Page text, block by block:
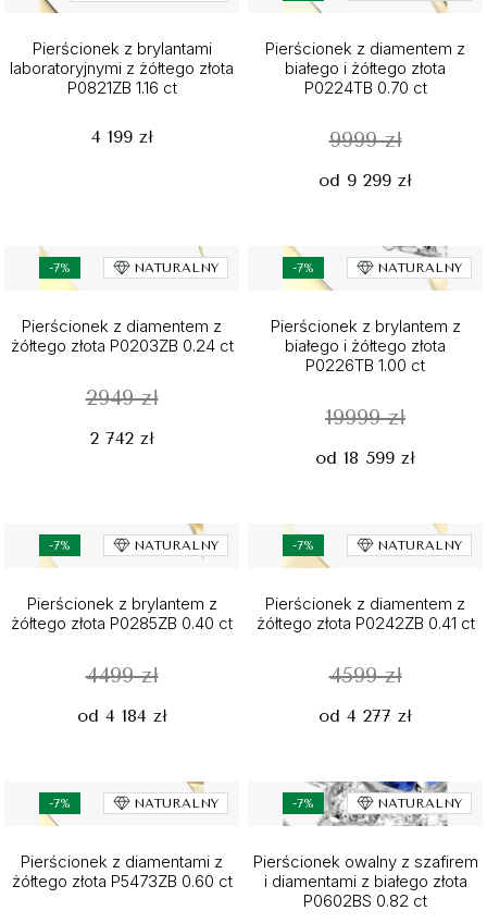
Pierścionek z brylantami
laboratoryjnymi z żółtego złota
P0821ZB 1.16 ct
4 199 zł
Pierścionek z diamentem z
białego i żółtego złota
P0224TB 0.70 ct
9999 zł
od 9 299 zł
-7% NATURALNY
Pierścionek z diamentem z
żółtego złota P0203ZB 0.24 ct
2949 zł
2 742 zł
-7% NATURALNY
Pierścionek z brylantem z
białego i żółtego złota
P0226TB 1.00 ct
19999 zł
od 18 599 zł
-7% NATURALNY
Pierścionek z brylantem z
żółtego złota P0285ZB 0.40 ct
4499 zł
od 4 184 zł
-7% NATURALNY
Pierścionek z diamentem z
żółtego złota P0242ZB 0.41 ct
4599 zł
od 4 277 zł
-7% NATURALNY
Pierścionek z diamentami z
żółtego złota P5473ZB 0.60 ct
-7% NATURALNY
Pierścionek owalny z szafirem
i diamentami z białego złota
P0602BS 0.82 ct